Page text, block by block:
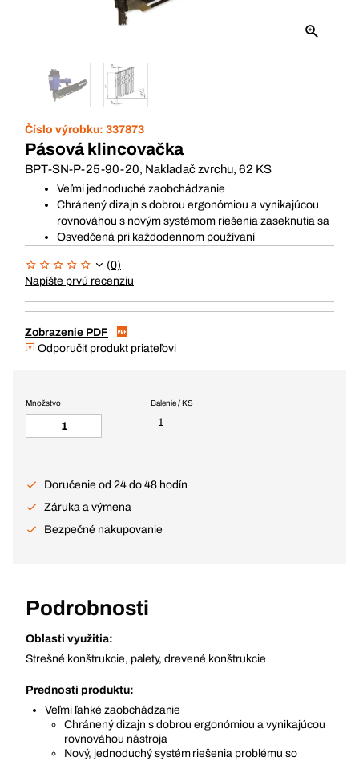
Číslo výrobku: 337873
Pásová klincovačka
BPT-SN-P-25-90-20, Nakladač zvrchu, 62 KS
Veľmi jednoduché zaobchádzanie
Chránený dizajn s dobrou ergonómiou a vynikajúcou
rovnováhou s novým systémom riešenia zaseknutia sa
Osvedčená pri každodennom používaní
(0)
Napíšte prvú recenziu
Zobrazenie PDF
Odporučiť produkt priateľovi
Balenie / KS
1
Množstvo
Doručenie od 24 do 48 hodín
Záruka a výmena
Bezpečné nakupovanie
Podrobnosti
Oblasti využitia:
Strešné konštrukcie, palety, drevené konštrukcie
Prednosti produktu:
Veľmi ľahké zaobchádzanie
Chránený dizajn s dobrou ergonómiou a vynikajúcou
rovnováhou nástroja
Nový, jednoduchý systém riešenia problému so